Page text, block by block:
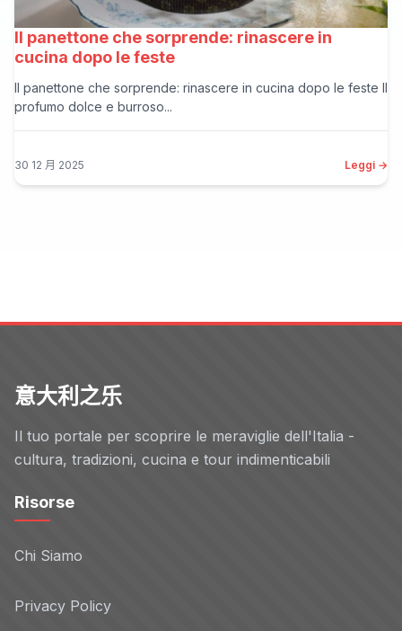
Il panettone che sorprende: rinascere in
cucina dopo le feste
Il panettone che sorprende: rinascere in cucina dopo le feste Il
profumo dolce e burroso...
30 12 月 2025 Leggi →
意大利之乐
Il tuo portale per scoprire le meraviglie dell'Italia -
cultura, tradizioni, cucina e tour indimenticabili
Risorse
Chi Siamo
Privacy Policy